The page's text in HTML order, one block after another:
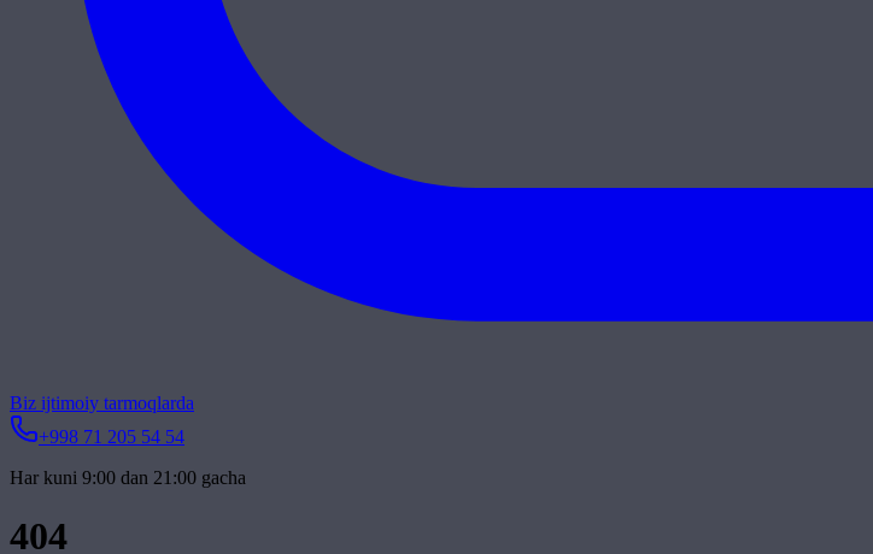
Biz ijtimoiy tarmoqlarda
+998 71 205 54 54
Har kuni 9:00 dan 21:00 gacha
404